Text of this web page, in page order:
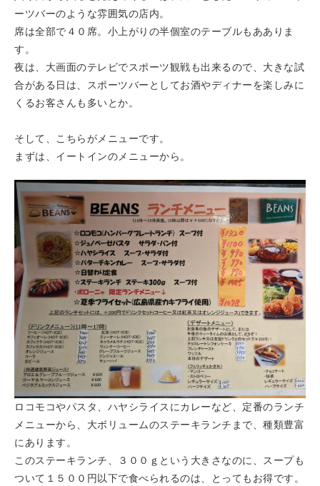
ーツバーのような雰囲気の店内。
席は全部で４０席。小上がりの半個室のテーブルもあありま
す。
夜は、大画面のテレビでスポーツ観戦も出来るので、大きな試
合がある日は、スポーツバーとしてお酒やディナーを楽しみに
くるお客さんも多いとか。
そして、こちらがメニューです。
まずは、イートインのメニューから。
ロコモコやパスタ、ハヤシライスにカレーなど、定番のランチ
メニューから、大ボリュームのステーキランチまで、種類豊富
にあります。
このステーキランチ、３００ｇという大きさなのに、スープも
ついて１５００円以下で食べられるのは、とってもお得です。